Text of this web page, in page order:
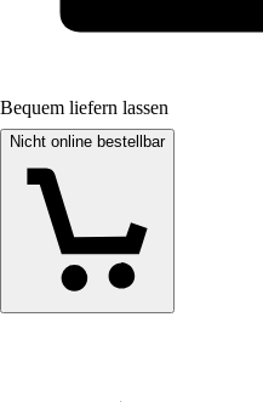
Bequem liefern lassen
Nicht online bestellbar